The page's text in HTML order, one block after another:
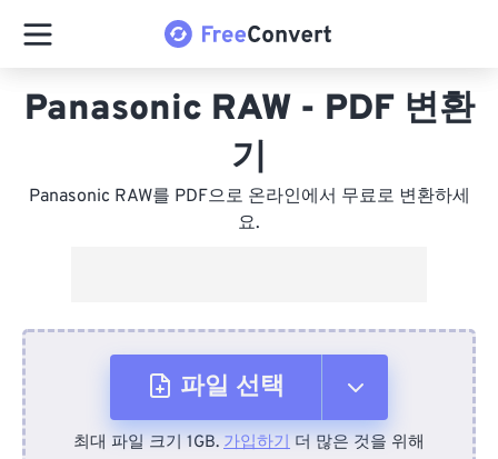
Panasonic RAW - PDF 변환
기
Panasonic RAW를 PDF으로 온라인에서 무료로 변환하세
요.
파일 선택
최대 파일 크기 1GB. 가입하기 더 많은 것을 위해